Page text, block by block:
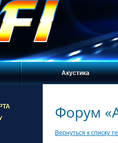
Акустика
Форум
Вернуться к списку